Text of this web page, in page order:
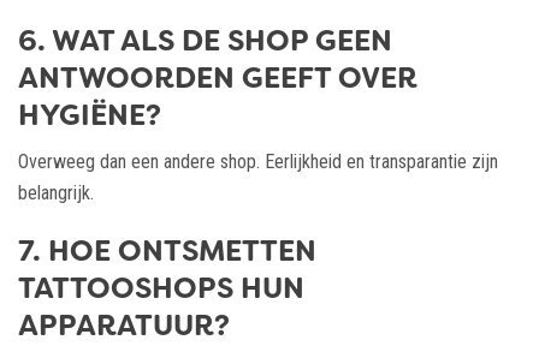
6. WAT ALS DE SHOP GEEN
ANTWOORDEN GEEFT OVER
HYGIËNE?
Overweeg dan een andere shop. Eerlijkheid en transparantie zijn
belangrijk.
7. HOE ONTSMETTEN
TATTOOSHOPS HUN
APPARATUUR?